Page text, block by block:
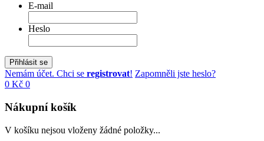
E-mail
Heslo
Přihlásit se
Nemám účet. Chci se registrovat! Zapomněli jste heslo?
0 Kč 0
Nákupní košík
V košíku nejsou vloženy žádné položky...